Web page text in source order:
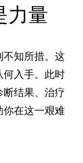
力量
不知所措。这
何入手。此时
结果、治疗
你在这一艰难